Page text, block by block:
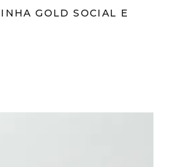
GOLD SOCIAL E